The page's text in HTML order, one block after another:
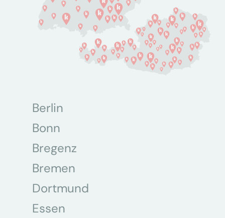
Berlin
Bonn
Bregenz
Bremen
Dortmund
Essen